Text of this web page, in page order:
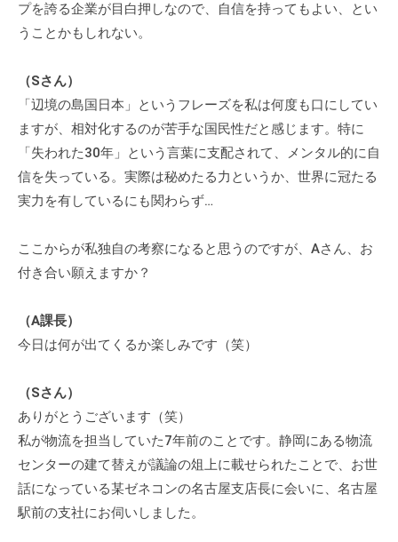
プを誇る企業が目白押しなので、自信を持ってもよい、とい
うことかもしれない。
（Sさん）
「辺境の島国日本」というフレーズを私は何度も口にしてい
ますが、相対化するのが苦手な国民性だと感じます。特に
「失われた30年」という言葉に支配されて、メンタル的に自
信を失っている。実際は秘めたる力というか、世界に冠たる
実力を有しているにも関わらず…
ここからが私独自の考察になると思うのですが、Aさん、お
付き合い願えますか？
（A課長）
今日は何が出てくるか楽しみです（笑）
（Sさん）
ありがとうございます（笑）
私が物流を担当していた7年前のことです。静岡にある物流
センターの建て替えが議論の俎上に載せられたことで、お世
話になっている某ゼネコンの名古屋支店長に会いに、名古屋
駅前の支社にお伺いしました。